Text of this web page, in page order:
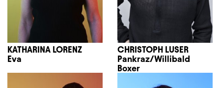
KATHARINA LORENZ
Eva
CHRISTOPH LUSER
Pankraz/Willibald
Boxer